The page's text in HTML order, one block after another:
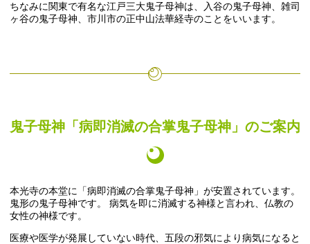
ちなみに関東で有名な江戸三大鬼子母神は、入谷の鬼子母神、雑司
ヶ谷の鬼子母神、市川市の正中山法華経寺のことをいいます。
鬼子母神「病即消滅の合掌鬼子母神」のご案内
本光寺の本堂に「病即消滅の合掌鬼子母神」が安置されています。
鬼形の鬼子母神です。 病気を即に消滅する神様と言われ、仏教の
女性の神様です。
医療や医学が発展していない時代、五段の邪気により病気になると